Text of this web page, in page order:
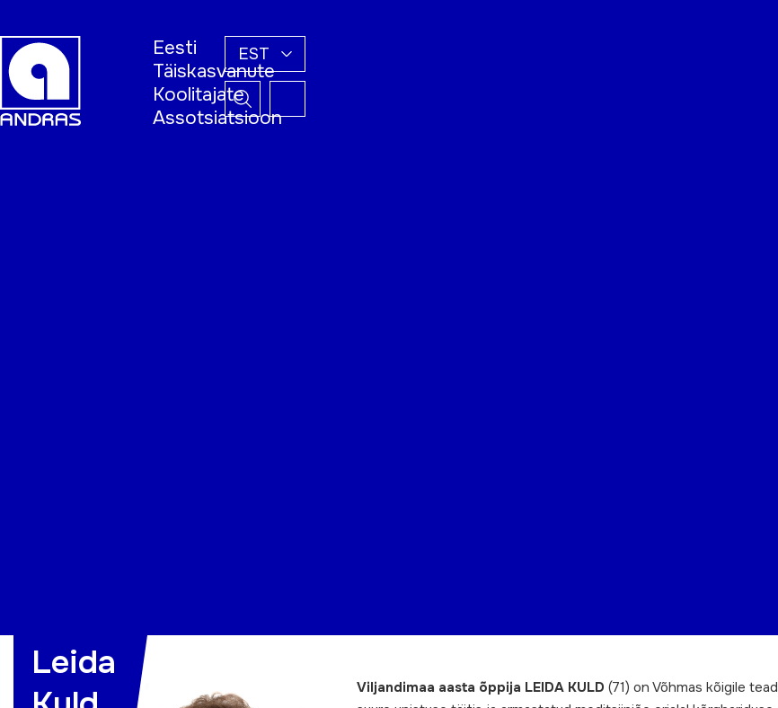
Eesti
Täiskasvanute
Koolitajate
Assotsiatsioon
EST
Leida
Viljandimaa aasta õppija LEIDA KULD (71) on Võhmas kõigile